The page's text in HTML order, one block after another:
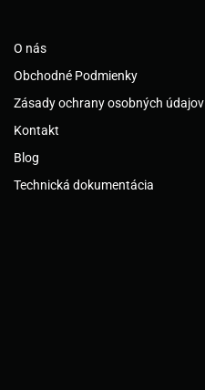
O nás
Obchodné Podmienky
Zásady ochrany osobných údajov
Kontakt
Blog
Technická dokumentácia